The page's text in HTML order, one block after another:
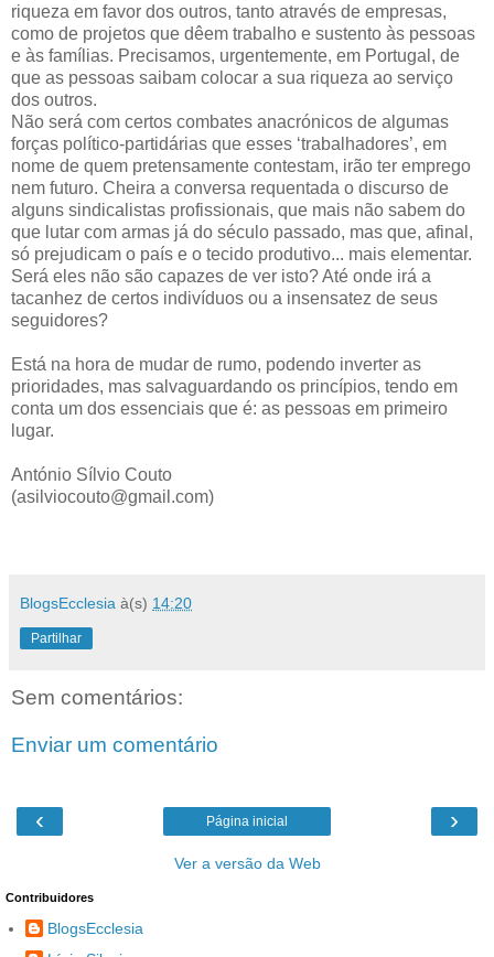
riqueza em favor dos outros, tanto através de empresas,
como de projetos que dêem trabalho e sustento às pessoas
e às famílias. Precisamos, urgentemente, em Portugal, de
que as pessoas saibam colocar a sua riqueza ao serviço
dos outros.
Não será com certos combates anacrónicos de algumas
forças político-partidárias que esses ‘trabalhadores’, em
nome de quem pretensamente contestam, irão ter emprego
nem futuro. Cheira a conversa requentada o discurso de
alguns sindicalistas profissionais, que mais não sabem do
que lutar com armas já do século passado, mas que, afinal,
só prejudicam o país e o tecido produtivo... mais elementar.
Será eles não são capazes de ver isto? Até onde irá a
tacanhez de certos indivíduos ou a insensatez de seus
seguidores?
Está na hora de mudar de rumo, podendo inverter as
prioridades, mas salvaguardando os princípios, tendo em
conta um dos essenciais que é: as pessoas em primeiro
lugar.
António Sílvio Couto
(asilviocouto@gmail.com)
BlogsEcclesia à(s) 14:20
Partilhar
Sem comentários:
Enviar um comentário
‹ ›
Página inicial
Ver a versão da Web
Contribuidores
BlogsEcclesia